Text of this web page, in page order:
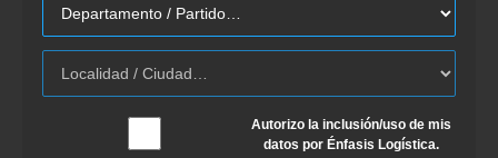
Autorizo la inclusión/uso de mis
datos por Énfasis Logística.